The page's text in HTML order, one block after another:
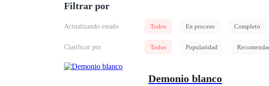
Filtrar por
Actualizando estado Todos En proceso Completo
Clasificar por Todos Popularidad
Demonio blanco